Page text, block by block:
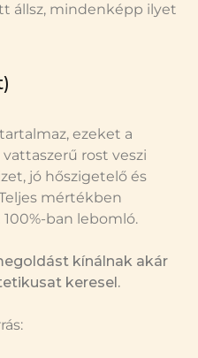
állsz, mindenképp ilyet
ezeket a
rost veszi
jó hőszigetelő és
mértékben
ban lebomló.
kínálnak akár
keresel.